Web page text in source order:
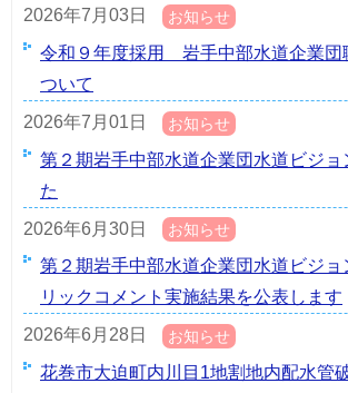
2026年7月03日
お知らせ
令和９年度採用 岩手中部水道企業団
ついて
2026年7月01日
お知らせ
第２期岩手中部水道企業団水道ビジョ
た
2026年6月30日
お知らせ
第２期岩手中部水道企業団水道ビジ
リックコメント実施結果を公表します
2026年6月28日
お知らせ
花巻市大迫町内川目1地割地内配水管